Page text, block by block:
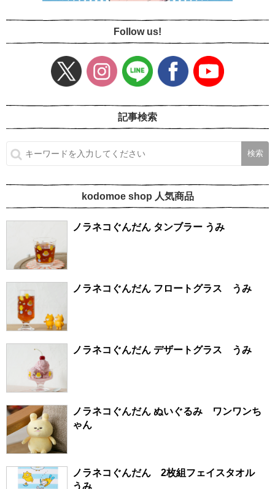
Follow us!
記事検索
kodomoe shop 人気商品
ノラネコぐんだん タンブラー うみ
ノラネコぐんだん フロートグラス うみ
ノラネコぐんだん デザートグラス うみ
ノラネコぐんだん ぬいぐるみ ワンワンち
ゃん
ノラネコぐんだん 2枚組フェイスタオル
うみ